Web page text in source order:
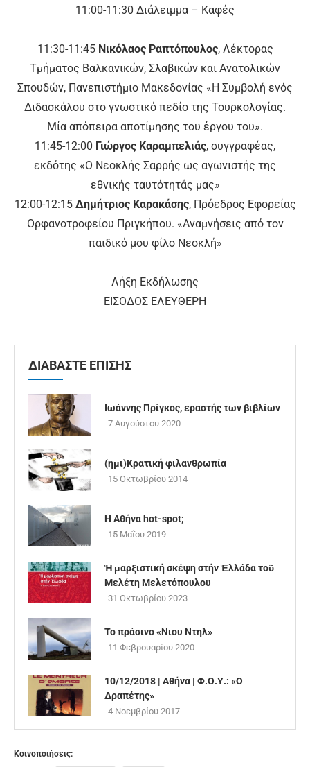
11:00-11:30 Διάλειμμα – Καφές
11:30-11:45 Νικόλαος Ραπτόπουλος, Λέκτορας
Τμήματος Βαλκανικών, Σλαβικών και Ανατολικών
Σπουδών, Πανεπιστήμιο Μακεδονίας «Η Συμβολή ενός
Διδασκάλου στο γνωστικό πεδίο της Τουρκολογίας.
Μία απόπειρα αποτίμησης του έργου του».
11:45-12:00 Γιώργος Καραμπελιάς, συγγραφέας,
εκδότης «Ο Νεοκλής Σαρρής ως αγωνιστής της
εθνικής ταυτότητάς μας»
12:00-12:15 Δημήτριος Καρακάσης, Πρόεδρος Εφορείας
Ορφανοτροφείου Πριγκήπου. «Αναμνήσεις από τον
παιδικό μου φίλο Νεοκλή»
Λήξη Εκδήλωσης
ΕΙΣΟΔΟΣ ΕΛΕΥΘΕΡΗ
ΔΙΑΒΑΣΤΕ ΕΠΙΣΗΣ
Ιωάννης Πρίγκος, εραστής των βιβλίων
7 Αυγούστου 2020
(ημι)Κρατική φιλανθρωπία
15 Οκτωβρίου 2014
Η Αθήνα hot-spot;
15 Μαΐου 2019
Ἡ μαρξιστική σκέψη στήν Ἑλλάδα τοῦ
Μελέτη Μελετόπουλου
31 Οκτωβρίου 2023
Το πράσινο «Νιου Ντηλ»
11 Φεβρουαρίου 2020
10/12/2018 | Αθήνα | Φ.Ο.Υ.: «Ο
Δραπέτης»
4 Νοεμβρίου 2017
Κοινοποιήσεις: